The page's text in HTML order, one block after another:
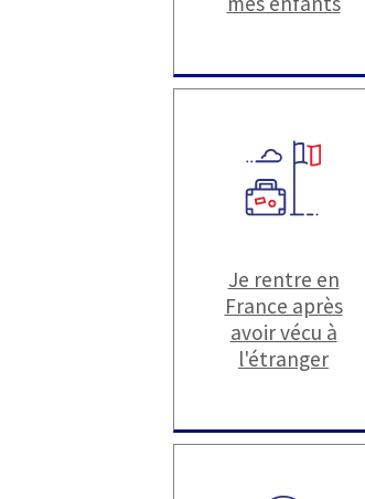
Je rentre en
France après
avoir vécu à
l'étranger